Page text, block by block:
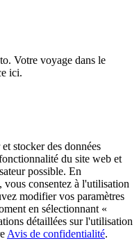
Votre voyage dans le
ici.
stocker des données
du site web et
possible. En
vous consentez à l'utilisation
modifier vos paramètres
en sélectionnant «
détaillées sur l'utilisation
Avis de confidentialité.